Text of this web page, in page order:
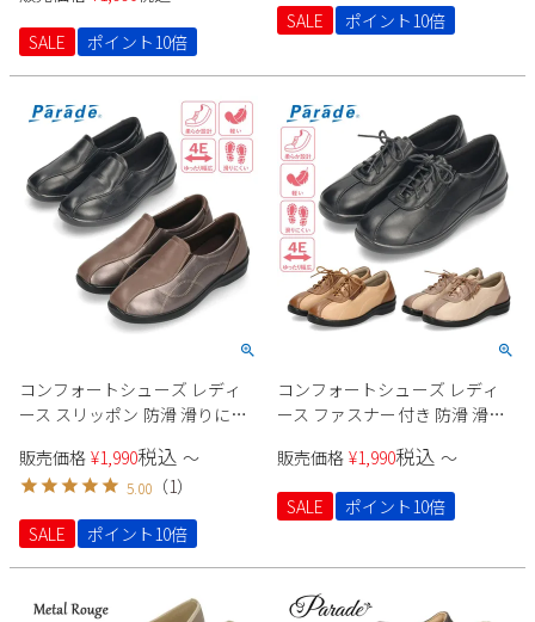
11
16
17 18 21
22
23
24 25 28
29
30
31
2026 年9月
日 月 火 木 金
土
1
3 4
5
13
15 17
19
20
21 22 24 25
26
27
28
新規会員登録
SALE
ポイント10倍
SALE ポイント10倍
コンフォートシューズ レディ
ース スリッポン 防滑 滑りにく
曲性 軽量 軽い 幅広 ウォーキン
グ 981402 Parade
販売価格 ¥1,990税込 〜
5.00 （1）
SALE
ポイント10倍
コンフォートシューズ レディ
ース ファスナー付き 防滑 滑り
性 屈曲性 軽量 軽い 幅広 ウォー
キング 981401 Parade
販売価格 ¥1,990税込 〜
SALE ポイント10倍